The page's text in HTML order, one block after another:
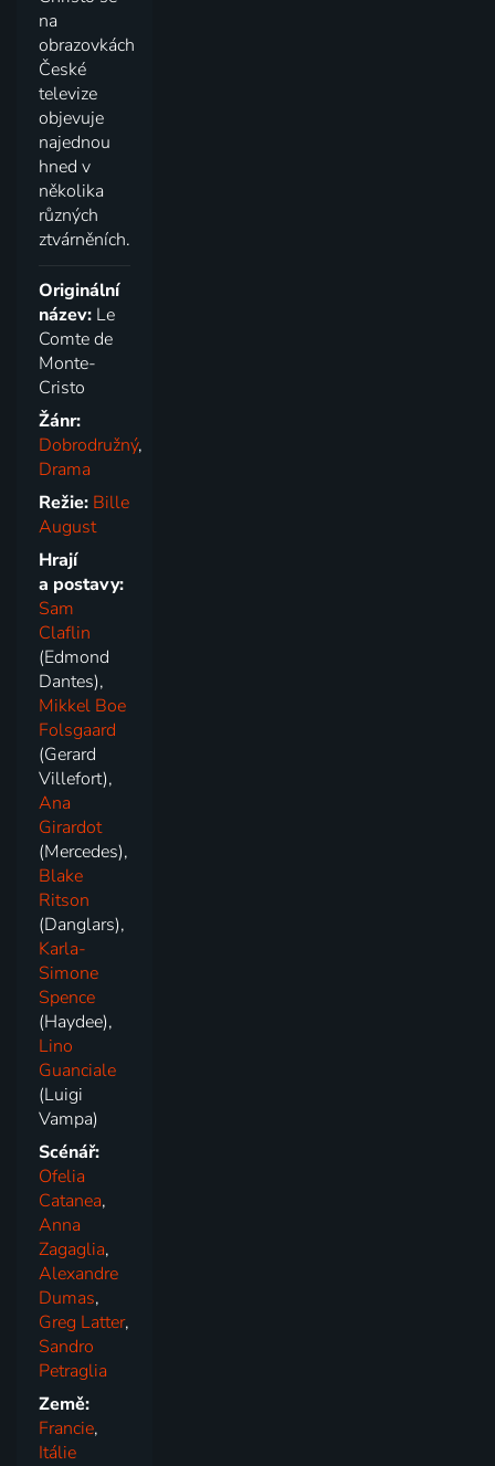
na
obrazovkách
České
televize
objevuje
najednou
hned v
několika
různých
ztvárněních.
Originální
název: Le
Comte de
Monte-
Cristo
Žánr:
Dobrodružný,
Drama
Režie: Bille
August
Hrají
a postavy:
Sam
Claflin
(Edmond
Dantes),
Mikkel Boe
Folsgaard
(Gerard
Villefort),
Ana
Girardot
(Mercedes),
Blake
Ritson
(Danglars),
Karla-
Simone
Spence
(Haydee),
Lino
Guanciale
(Luigi
Vampa)
Scénář:
Ofelia
Catanea,
Anna
Zagaglia,
Alexandre
Dumas,
Greg Latter,
Sandro
Petraglia
Země:
Francie,
Itálie